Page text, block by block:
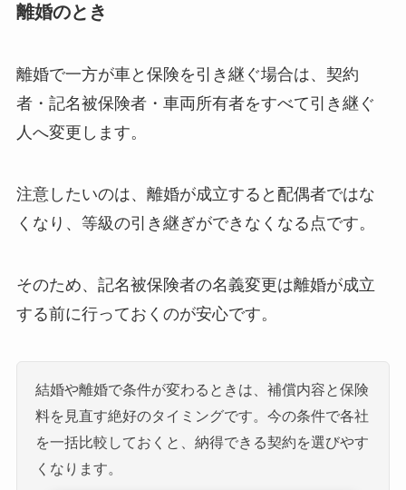
離婚のとき
離婚で一方が車と保険を引き継ぐ場合は、契約
者・記名被保険者・車両所有者をすべて引き継ぐ
人へ変更します。
注意したいのは、離婚が成立すると配偶者ではな
くなり、等級の引き継ぎができなくなる点です。
そのため、記名被保険者の名義変更は離婚が成立
する前に行っておくのが安心です。
結婚や離婚で条件が変わるときは、補償内容と保険
料を見直す絶好のタイミングです。今の条件で各社
を一括比較しておくと、納得できる契約を選びやす
くなります。